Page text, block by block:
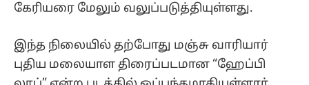
கேரியரை மேலும் வலுப்படுத்தியுள்ளது.
இந்த நிலையில் தற்போது மஞ்சு வாரியார்
புதிய மலையாள திரைப்படமான “ஹேப்பி